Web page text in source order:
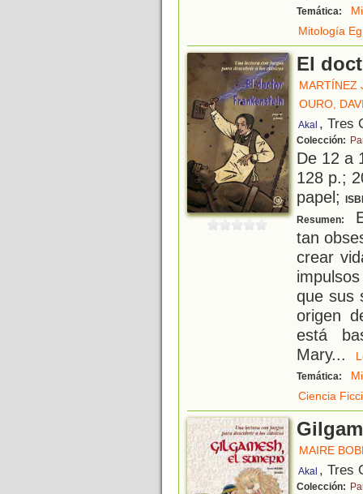
Temática:
Mitología
El
MARTÍNEZ
OURO,
Akal , Tres
Colección:
De 12 a
128 p.;
papel;
Resumen:
tan
crear
que sus
origen
está
Mary...
Temática:
Ciencia
MAIRE
Akal , Tres
Colección: